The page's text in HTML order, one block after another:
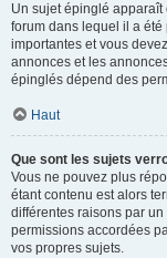
Un sujet épinglé
forum dans lequel il a
importantes et vous
annonces et les
épinglés dépend des
Haut
Que sont les sujets
Vous ne pouvez plus
étant contenu est alors
différentes raisons par
permissions accordées
vos propres sujets.